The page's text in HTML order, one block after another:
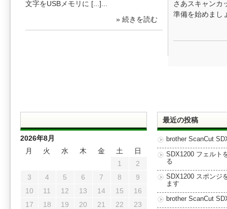
文字をUSBメモリに [...]...
» 続きを読む
さあスキャンカ
準備を始めまし
2026年8月
月
火 水 木 金 土 日
1
2
3
4 5 6 7 8
9
10
11 12 13 14 15
16
17
18 19 20 21 22
23
最近の投稿
brother ScanCut
SDX1200 フェルト
る
SDX1200 スポンジ
ます
brother ScanCut